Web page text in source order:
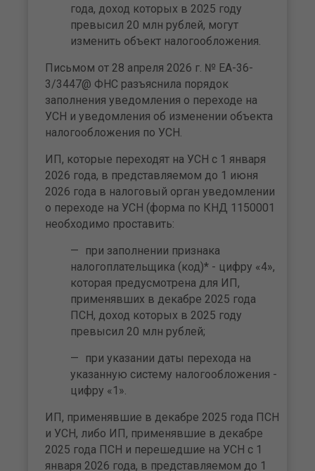
года, доход которых в 2025 году
превысил 20 млн рублей, могут
изменить объект налогообложения.
Письмом от 28 апреля 2026 г. № ЕА-36-
3/3447@ ФНС разъяснила порядок
заполнения уведомления о переходе на
УСН и уведомления об изменении объекта
налогообложения по УСН.
ИП, которые переходят на УСН с 1 января
2026 года, в представляемом до 1 июня
2026 года в налоговый орган уведомлении
о переходе на УСН (форма по КНД 1150001
необходимо проставить:
при заполнении признака
налогоплательщика (код)* - цифру «4»,
которая предусмотрена для ИП,
применявших в декабре 2025 года
ПСН, доход которых в 2025 году
превысил 20 млн рублей;
при указании даты перехода на
указанную систему налогообложения -
цифру «1».
ИП, применявшие в декабре 2025 года ПСН
и УСН, либо ИП, применявшие в декабре
2025 года ПСН и перешедшие на УСН с 1
января 2026 года, в представляемом до 1